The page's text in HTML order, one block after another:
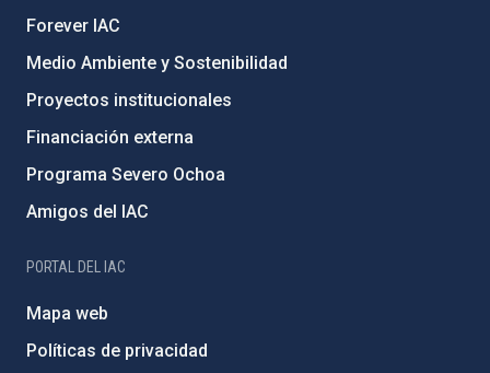
Forever IAC
Medio Ambiente y Sostenibilidad
Proyectos institucionales
Financiación externa
Programa Severo Ochoa
Amigos del IAC
PORTAL DEL IAC
Mapa web
Políticas de privacidad